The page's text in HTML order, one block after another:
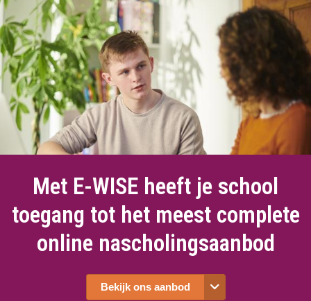
Met E-WISE heeft je school
toegang tot het meest complete
online nascholingsaanbod
Bekijk ons aanbod